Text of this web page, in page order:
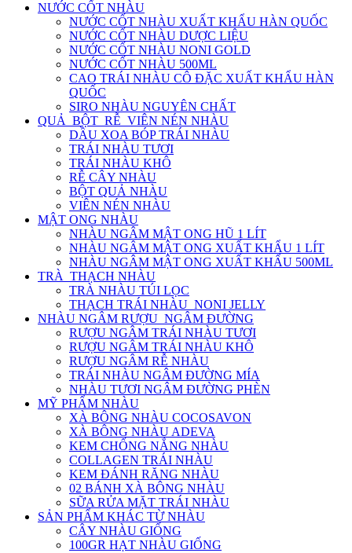
NƯỚC CỐT NHÀU
NƯỚC CỐT NHÀU XUẤT KHẨU HÀN QUỐC
NƯỚC CỐT NHÀU DƯỢC LIỆU
NƯỚC CỐT NHÀU NONI GOLD
NƯỚC CỐT NHÀU 500ML
CAO TRÁI NHÀU CÔ ĐẶC XUẤT KHẨU HÀN
QUỐC
SIRO NHÀU NGUYÊN CHẤT
QUẢ_BỘT_RỄ_VIÊN NÉN NHÀU
DẦU XOA BÓP TRÁI NHÀU
TRÁI NHÀU TƯƠI
TRÁI NHÀU KHÔ
RỄ CÂY NHÀU
BỘT QUẢ NHÀU
VIÊN NÉN NHÀU
MẬT ONG NHÀU
NHÀU NGÂM MẬT ONG HŨ 1 LÍT
NHÀU NGÂM MẬT ONG XUẤT KHẨU 1 LÍT
NHÀU NGÂM MẬT ONG XUẤT KHẨU 500ML
TRÀ_THẠCH NHÀU
TRÀ NHÀU TÚI LỌC
THẠCH TRÁI NHÀU_NONI JELLY
NHÀU NGÂM RƯỢU_NGÂM ĐƯỜNG
RƯỢU NGÂM TRÁI NHÀU TƯƠI
RƯỢU NGÂM TRÁI NHÀU KHÔ
RƯỢU NGÂM RỄ NHÀU
TRÁI NHÀU NGÂM ĐƯỜNG MÍA
NHÀU TƯƠI NGÂM ĐƯỜNG PHÈN
MỸ PHẨM NHÀU
XÀ BÔNG NHÀU COCOSAVON
XÀ BÔNG NHÀU ADEVA
KEM CHỐNG NẮNG NHÀU
COLLAGEN TRÁI NHÀU
KEM ĐÁNH RĂNG NHÀU
02 BÁNH XÀ BÔNG NHÀU
SỮA RỬA MẶT TRÁI NHÀU
SẢN PHẨM KHÁC TỪ NHÀU
CÂY NHÀU GIỐNG
100GR HẠT NHÀU GIỐNG